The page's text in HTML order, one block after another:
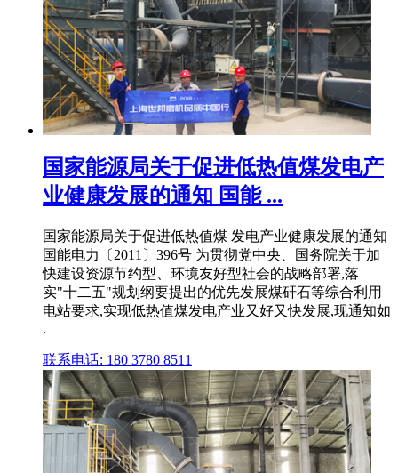
国家能源局关于促进低热值煤发电产
业健康发展的通知 国能 ...
国家能源局关于促进低热值煤 发电产业健康发展的通知
国能电力〔2011〕396号 为贯彻党中央、国务院关于加
快建设资源节约型、环境友好型社会的战略部署,落
实"十二五"规划纲要提出的优先发展煤矸石等综合利用
电站要求,实现低热值煤发电产业又好又快发展,现通知如
.
联系电话: 180 3780 8511